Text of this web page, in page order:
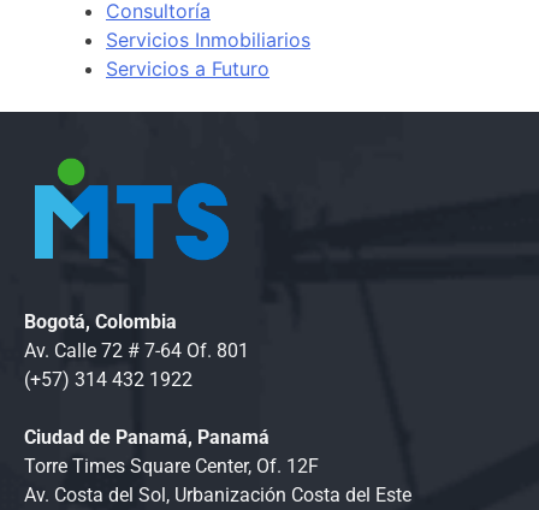
Consultoría
Servicios Inmobiliarios
Servicios a Futuro
Bogotá, Colombia
Av. Calle 72 # 7-64 Of. 801
(+57) 314 432 1922
Ciudad de Panamá, Panamá
Torre Times Square Center, Of. 12F
Av. Costa del Sol, Urbanización Costa del Este